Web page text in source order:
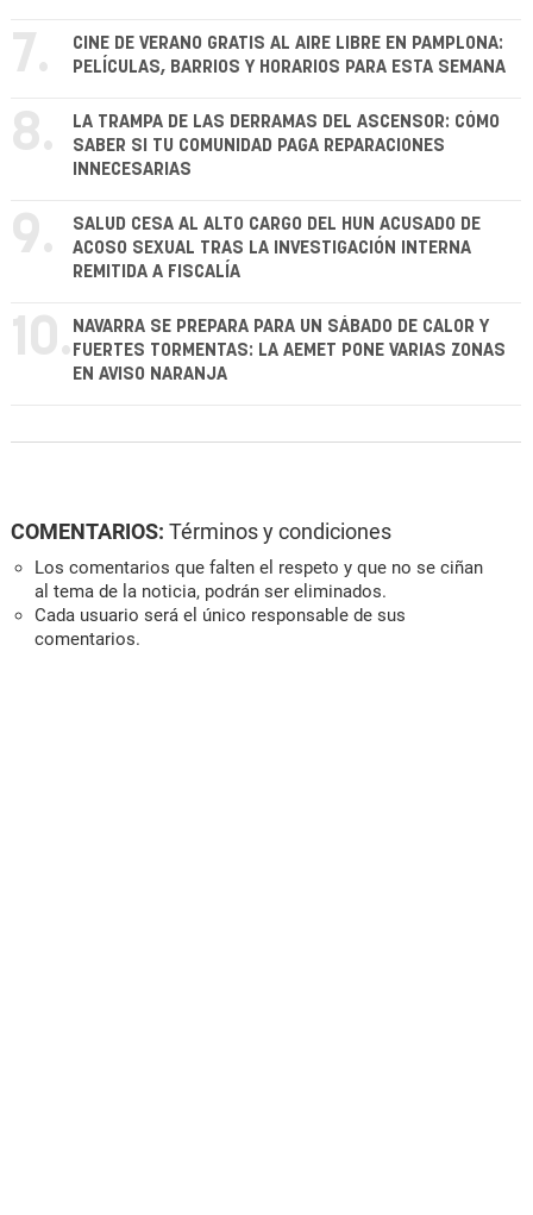
7.
CINE DE VERANO GRATIS AL AIRE LIBRE EN PAMPLONA:
PELÍCULAS, BARRIOS Y HORARIOS PARA ESTA SEMANA
8.
LA TRAMPA DE LAS DERRAMAS DEL ASCENSOR: CÓMO
SABER SI TU COMUNIDAD PAGA REPARACIONES
INNECESARIAS
9.
SALUD CESA AL ALTO CARGO DEL HUN ACUSADO DE
ACOSO SEXUAL TRAS LA INVESTIGACIÓN INTERNA
REMITIDA A FISCALÍA
10. NAVARRA SE PREPARA PARA UN SÁBADO DE CALOR Y
FUERTES TORMENTAS: LA AEMET PONE VARIAS ZONAS
EN AVISO NARANJA
COMENTARIOS: Términos y condiciones
Los comentarios que falten el respeto y que no se ciñan
al tema de la noticia, podrán ser eliminados.
Cada usuario será el único responsable de sus
comentarios.